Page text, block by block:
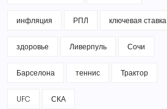
инфляция РПЛ ключевая ставка
здоровье Ливерпуль Сочи
Барселона теннис Трактор
UFC СКА